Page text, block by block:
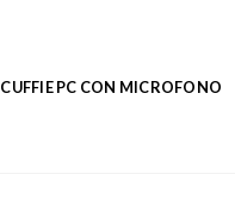
CUFFIE PC CON MICROFONO